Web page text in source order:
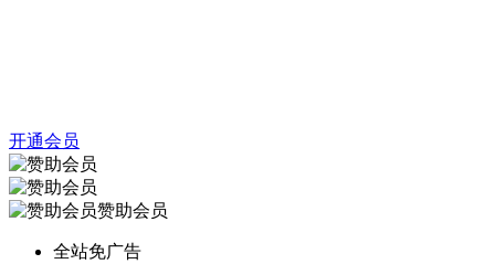
开通会员
赞助会员
全站免广告